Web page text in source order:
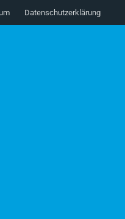
Datenschutzerklärung